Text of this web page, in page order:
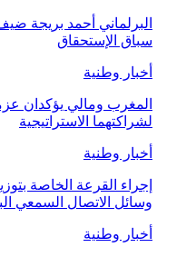
البرلماني أحمد بريجة
سباق الإستحقاق
أخبار وطنية
المغرب ومالي يؤكدان
لشراكتهما الاستراتيجية
أخبار وطنية
إجراء القرعة الخاصة
وسائل الاتصال السمعي
أخبار وطنية